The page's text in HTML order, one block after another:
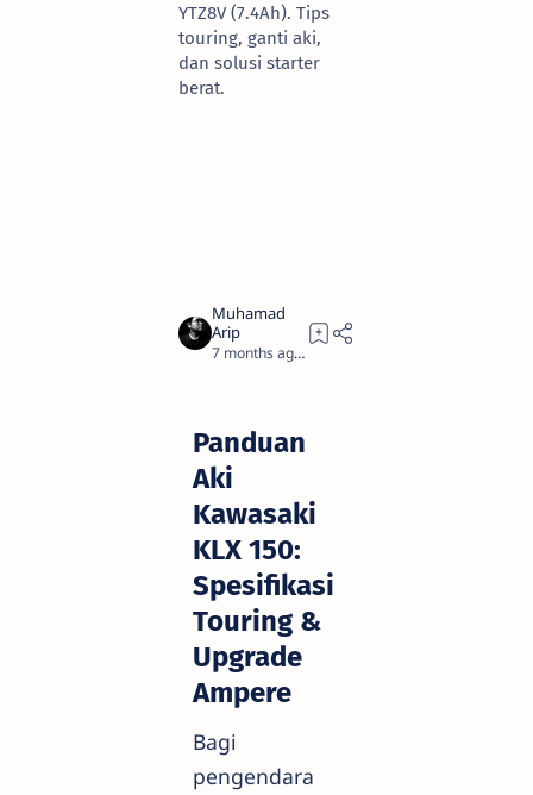
YTZ8V (7.4Ah). Tips
touring, ganti aki,
dan solusi starter
berat.
7 months ago
Panduan
Aki
Kawasaki
KLX 150:
Spesifikasi
Touring &
Upgrade
Ampere
Bagi
pengendara